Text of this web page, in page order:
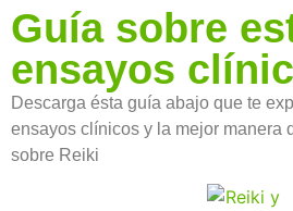
Guía sobre
ensayos
Descarga ésta guía abajo que te
ensayos clínicos y la mejor manera
sobre Reiki